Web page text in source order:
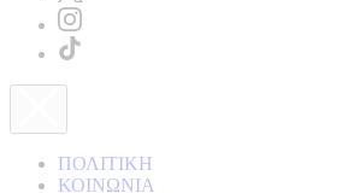
ΠΟΛΙΤΙΚΗ
ΚΟΙΝΩΝΙΑ